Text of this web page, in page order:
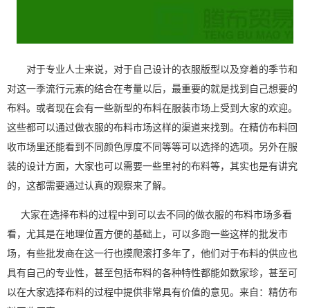
对于专业人士来说，对于自己设计的衣服版型以及穿着的季节和
对这一季流行元素的结合在考量以后，最重要的就是找到自己想要的
布料。或者现在会有一些新型的布料在服装市场上受到大家的欢迎。
这些都可以通过做衣服的布料市场这样的渠道来找到。在精仿布料回
收市场里还能看到不同颜色厚度不同等等可以选择的选项。另外在服
装的设计方面，大家也可以需要一些里衬的布料等，其实也是有讲究
的，这都需要通过认真的观察来了解。
大家在选择布料的过程中到可以去不同的做衣服的布料市场多看
看，尤其是在地理位置方便的基础上，可以多跑一些这样的批发市
场，有些批发商在这一行也摸爬滚打多年了，他们对于布料的供应也
具有自己的专业性，甚至包括布料的各种特性都能如数家珍，甚至可
以在大家选择布料的过程中提供非常具有价值的意见。来自： 精仿布